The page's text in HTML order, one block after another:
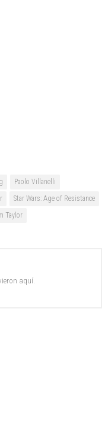
Paolo Villanelli
Star Wars: Age of Resistance
Taylor
aquí.